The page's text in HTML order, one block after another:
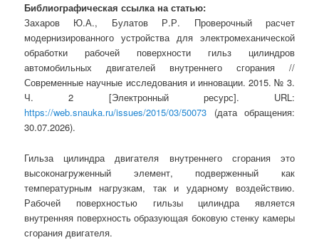
Библиографическая ссылка на статью:
Захаров Ю.А., Булатов Р.Р. Проверочный расчет
модернизированного устройства для электромеханической
обработки рабочей поверхности гильз цилиндров
автомобильных двигателей внутреннего сгорания //
Современные научные исследования и инновации. 2015. № 3.
Ч. 2 [Электронный ресурс]. URL:
https://web.snauka.ru/issues/2015/03/50073 (дата обращения:
30.07.2026).
Гильза цилиндра двигателя внутреннего сгорания это
высоконагруженный элемент, подверженный как
температурным нагрузкам, так и ударному воздействию.
Рабочей поверхностью гильзы цилиндра является
внутренняя поверхность образующая боковую стенку камеры
сгорания двигателя.